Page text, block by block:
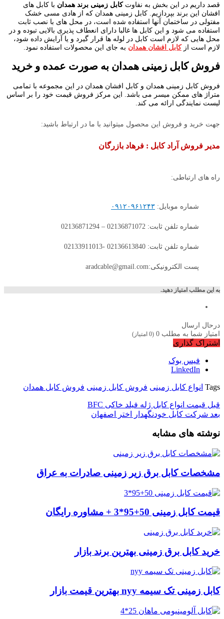
قصد داریم در این بخش به نفاوتکابل زمینی برند همدان با کابل های
افشان این برند بپردازیم. کابل زمینی همدان که از هادی مسی خشک
مفتولی در ساختمان آنها استفاده شده است، در محل های با نصب ثابت
استفاده می شود و این کابل ها غالبا دارای انعطاف پذیری بالایی تبوده و در
محل هایی که لازم است کابل در لوله ها قرار گیرد و یا آرایش داده شود،
لازم است ازکابل افشان همدان به جای این محصولات استفاده نمود.
فروش کابل زمینی همدان به صورت عمده و خرید
فروش کابل زمینی همدان و کابل افشان همدان در این مجموعه با تمامی
متراژ های ممکن میسر می باشد. این مرکز فروش قیمت خود را بر اساس
لیست نمایندگی ارائه می کند.
جهت خرید و فروش این محصول میتوانید با ما در ارتباط باشید:
مدیر فروش آراد کابل : فرهاد بازرگان
راه های ارتباطی:
شماره موبایل: ۰۹۱۲۰۹۶۱۲۴۳
شماره تلفن ثابت: 02136871072 – 02136871294
شماره تلفن ثابت: 02136613840 -02133911013
پست الکترونیکی:aradcable@gmail.com
به این مطلب امتیاز دهید.
درحال ارسال
امتیاز شما به مطلب 0
(
0 امتیاز)
اشتراک گذاری
فیس بوک
LinkedIn
Tags انواع کابل زمینی فروش کابل زمینی فروش کابل همدان
قبل قیمت انواع کابل ژله فیلد خاکی BFC
بعد شرکت کابل خودنگهدار اختر اصفهان
نوشته های مشابه
مشخصات کابل برق زیر زمینی صادرات به عراق
قیمت کابل زمینی 50+95*3 + مشاوره رایگان
خرید کابل برق زمینی بهترین برند بازار
کابل زمینی تک سیمه nyy بهترین قیمت بازار